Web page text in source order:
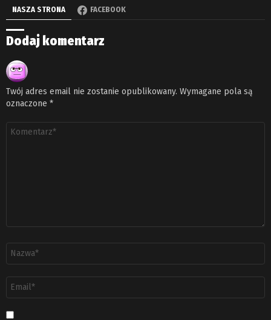
NASZA STRONA FACEBOOK
Dodaj komentarz
Twój adres email nie zostanie opublikowany. Wymagane pola są
oznaczone *
email
*